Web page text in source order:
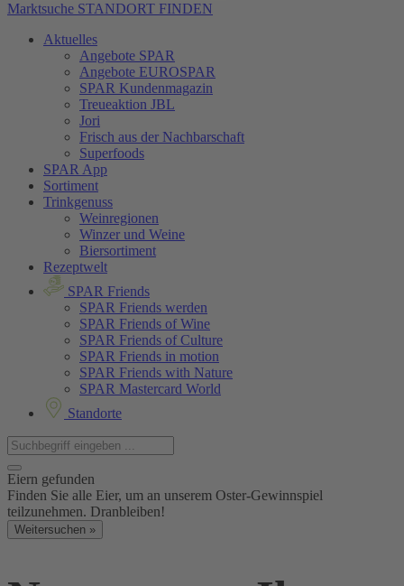
Marktsuche STANDORT FINDEN
Aktuelles
Angebote SPAR
Angebote EUROSPAR
SPAR Kundenmagazin
Treueaktion JBL
Jori
Frisch aus der Nachbarschaft
Superfoods
SPAR App
Sortiment
Trinkgenuss
Weinregionen
Winzer und Weine
Biersortiment
Rezeptwelt
SPAR Friends
SPAR Friends werden
SPAR Friends of Wine
SPAR Friends of Culture
SPAR Friends in motion
SPAR Friends with Nature
SPAR Mastercard World
Standorte
Eiern gefunden
Finden Sie alle Eier, um an unserem Oster-Gewinnspiel
teilzunehmen. Dranbleiben!
Weitersuchen »